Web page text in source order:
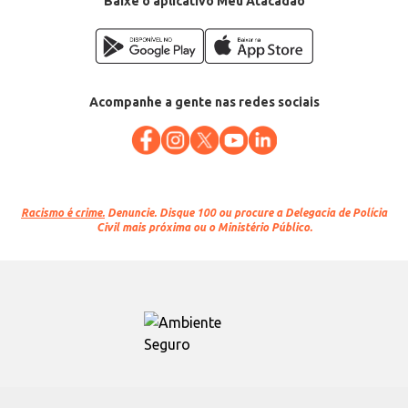
Acompanhe a gente nas redes sociais
Racismo é crime. Denuncie. Disque 100 ou procure a Delegacia de Polícia
Civil mais próxima ou o Ministério Público.